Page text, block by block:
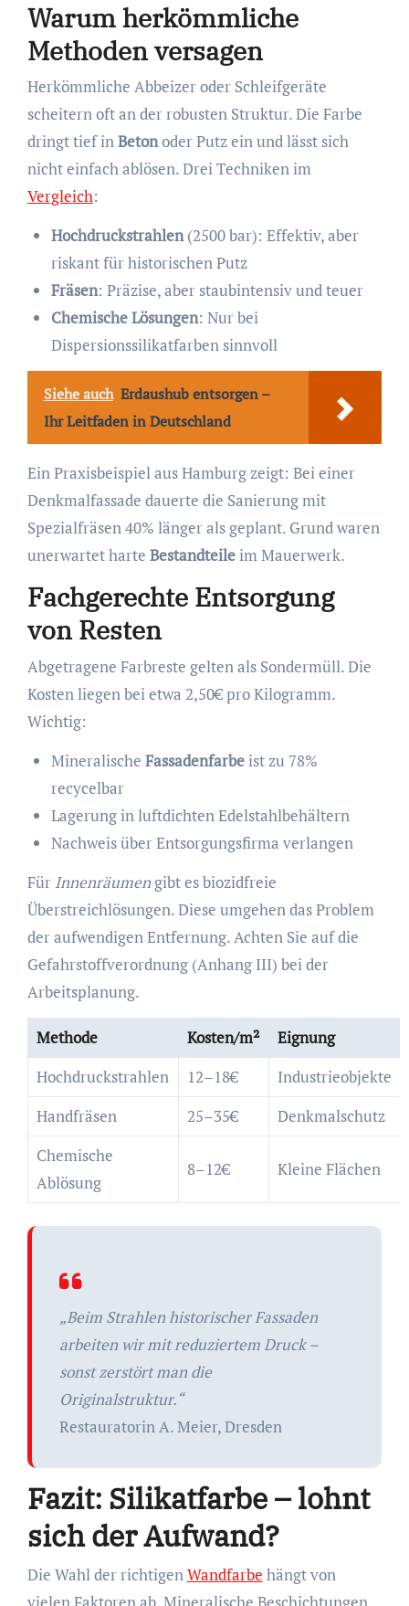
Warum herkömmliche
Methoden versagen
Herkömmliche Abbeizer oder Schleifgeräte
scheitern oft an der robusten Struktur. Die Farbe
dringt tief inBetonoder Putz ein und lässt sich
nicht einfach ablösen. Drei Techniken im
Vergleich:
Hochdruckstrahlen(2500 bar): Effektiv, aber
riskant für historischen Putz
Fräsen: Präzise, aber staubintensiv und teuer
Chemische Lösungen: Nur bei
Dispersionssilikatfarben sinnvoll
Siehe auch Erdaushub entsorgen –
Ihr Leitfaden in Deutschland
Ein Praxisbeispiel aus Hamburg zeigt: Bei einer
Denkmalfassade dauerte die Sanierung mit
Spezialfräsen 40% länger als geplant. Grund waren
unerwartet harte Bestandteileim Mauerwerk.
Fachgerechte Entsorgung
von Resten
Abgetragene Farbreste gelten als Sondermüll. Die
Kosten liegen bei etwa 2,50€ pro Kilogramm.
Wichtig:
Mineralische Fassadenfarbeist zu 78%
recycelbar
Lagerung in luftdichten Edelstahlbehältern
Nachweis über Entsorgungsfirma verlangen
Für Innenräumengibt es biozidfreie
Überstreichlösungen. Diese umgehen das Problem
der aufwendigen Entfernung. Achten Sie auf die
Gefahrstoffverordnung (Anhang III) bei der
Arbeitsplanung.
Methode Kosten/m²
Eignung
Hochdruckstrahlen
12–18€
Industrieobjekte
Handfräsen
25–35€
Denkmalschutz
Chemische
Ablösung
8–12€ Kleine Flächen
„Beim Strahlen historischer Fassaden
arbeiten wir mit reduziertem Druck –
sonst zerstört man die
Originalstruktur.“
Restauratorin A. Meier, Dresden
Fazit: Silikatfarbe – lohnt
sich der Aufwand?
Die Wahl der richtigenWandfarbe hängt von
vielen Faktoren ab. Mineralische Beschichtungen